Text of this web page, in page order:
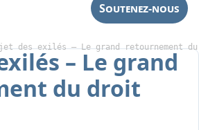
Soutenez-nous
des exilés – Le grand retournement du
– Le grand
du droit